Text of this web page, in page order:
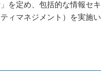
を定め、包括的な情報セキ
ィマネジメント）を実施い